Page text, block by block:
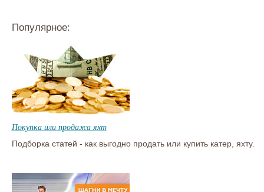
Популярное:
Покупка или продажа яхт
Подборка статей - как выгодно продать или купить катер, яхту.